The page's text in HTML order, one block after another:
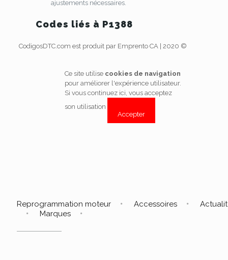
ajustements nécessaires.
Codes liés à P1388
CodigosDTC.com est produit par Emprento CA | 2020 ©
Ce site utilise cookies de navigation
pour améliorer l'expérience utilisateur.
Si vous continuez ici, vous acceptez
son utilisation
Accepter
Reprogrammation moteur Accessoires
Marques